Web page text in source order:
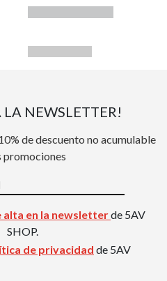
LA NEWSLETTER!
de descuento no acumulable
promociones
alta en la newsletterde 5AV
SHOP.
de privacidad de 5AV